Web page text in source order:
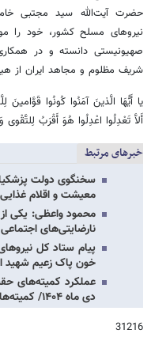
حضرت آیت‌الله سید مجتبی
نیروهای مسلح کشور، خود را
صهیونیستی دانسته و در
شریف مظلوم و مجاهد ایران از
یا أَیُّهَا الَّذینَ آمَنُوا کُونُوا
أَلاَّ تَعْدِلُوا اعْدِلُوا هُوَ أَقْرَبُ لِلتَّقْوی‌
خبرهای مرتبط
سخنگوی دولت
معیشت و اقلام
محمود واعظی: یکی
نارضایتی‌های
پیام ستاد کل
خون پاک زعیم شهید
دی ماه ۱۴۰۴/ کمیته‌هایی…
31216